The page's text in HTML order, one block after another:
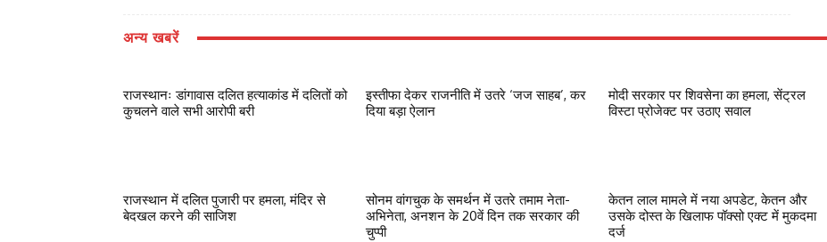
अन्य खबरें
राजस्थानः डांगावास दलित हत्याकांड में दलितों को
कुचलने वाले सभी आरोपी बरी
इस्तीफा देकर राजनीति में उतरे ‘जज साहब’, कर
दिया बड़ा ऐलान
मोदी सरकार पर शिवसेना का हमला, सेंट्रल
विस्टा प्रोजेक्ट पर उठाए सवाल
राजस्थान में दलित पुजारी पर हमला, मंदिर से
बेदखल करने की साजिश
सोनम वांगचुक के समर्थन में उतरे तमाम नेता-
अभिनेता, अनशन के 20वें दिन तक सरकार की
चुप्पी
केतन लाल मामले में नया अपडेट, केतन और
उसके दोस्त के खिलाफ पॉक्सो एक्ट में मुकदमा
दर्ज